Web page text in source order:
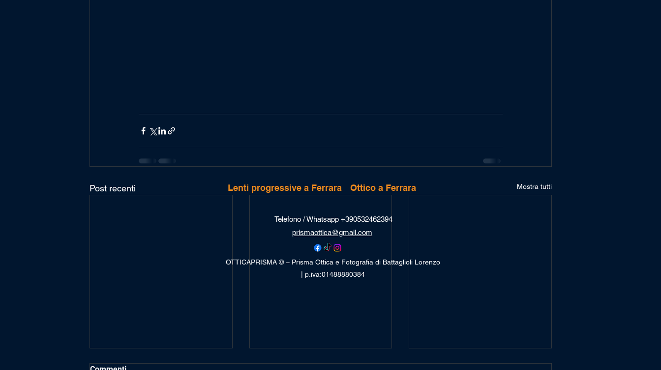
Post recenti Mostra tutti
Lenti progressive a Ferrara Ottico a Ferrara
Telefono / Whatsapp +390532462394
prismaottica@gmail.com
OTTICAPRISMA © – Prisma Ottica e Fotografia di Battaglioli Lorenzo
| p.iva:01488880384